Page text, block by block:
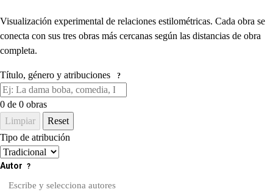
Visualización experimental de relaciones estilométricas. Cada obra se
conecta con sus tres obras más cercanas según las distancias de obra
completa.
Título, género y atribuciones ?
0 de 0 obras
Limpiar
Reset
Tipo de atribución
Autor ?